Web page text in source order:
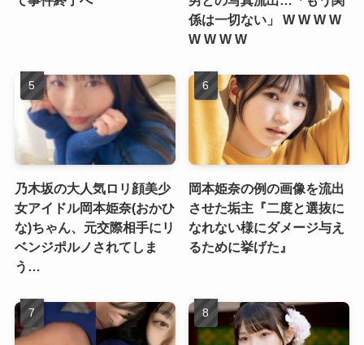
係は一切ない」 W W W W
W W W W
乃木坂の大人気ロリ顔美少
女アイドル岡本姫奈(おかひ
な)ちゃん、元交際相手にリ
ベンジポルノされてしま
う…
岡本姫奈の例の画像を流出
させた垢主『二度と選抜に
なれない様にダメージ与え
るために挙げた』